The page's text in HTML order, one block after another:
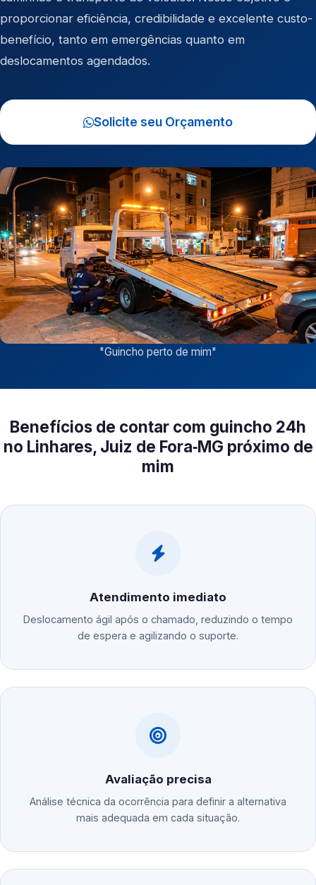
proporcionar eficiência, credibilidade e excelente custo-
benefício, tanto em emergências quanto em
deslocamentos agendados.
Solicite seu Orçamento
"Guincho perto de mim"
Benefícios de contar com guincho 24h
no Linhares, Juiz de Fora‑MG próximo de
mim
Atendimento imediato
Deslocamento ágil após o chamado, reduzindo o tempo
de espera e agilizando o suporte.
Avaliação precisa
Análise técnica da ocorrência para definir a alternativa
mais adequada em cada situação.